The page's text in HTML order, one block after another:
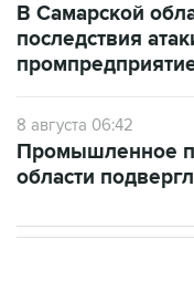
В Самарской
последствия
8 августа 06:42
Промышленное
области